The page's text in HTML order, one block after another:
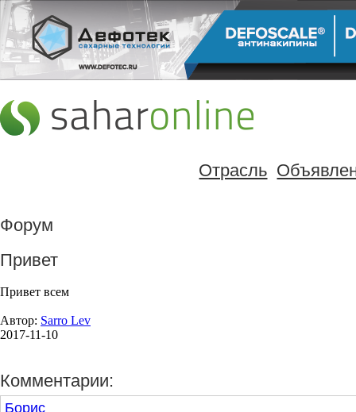
Отрасль
Форум
Привет
Привет всем
Автор: Sarro Lev
2017-11-10
Комментарии:
Борис